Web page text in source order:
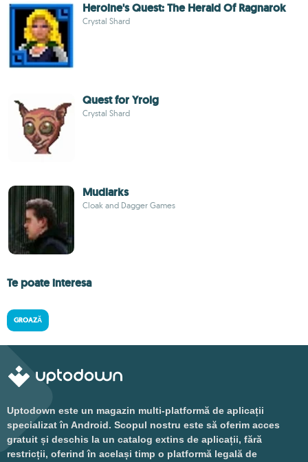
Heroine's Quest: The Herald Of Ragnarok
Crystal Shard
Quest for Yrolg
Crystal Shard
Mudlarks
Cloak and Dagger Games
Te poate interesa
GROAZĂ
Uptodown este un magazin multi-platformă de aplicații
specializat în Android. Scopul nostru este să oferim acces
gratuit și deschis la un catalog extins de aplicații, fără
restricții, oferind în același timp o platformă legală de